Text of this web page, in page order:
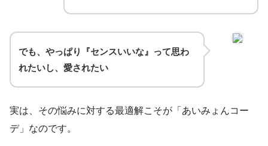
でも、やっぱり『センスいいな』って思わ
れたいし、愛されたい
実は、その悩みに対する最適解こそが「あいみょんコー
デ」なのです。